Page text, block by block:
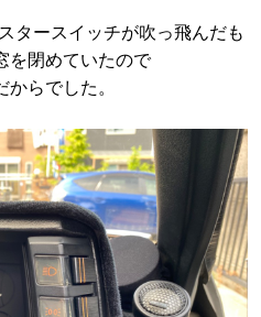
タースイッチが吹っ飛んだも
を閉めていたので
らでした。